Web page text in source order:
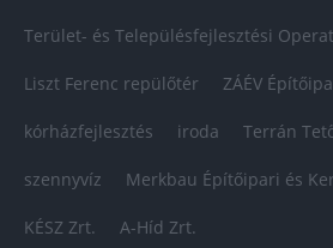
Terület- és Településfejlesztési
Liszt Ferenc repülőtér ZÁÉV
kórházfejlesztés iroda Terrán
szennyvíz Merkbau Építőipari és
KÉSZ Zrt. A-Híd Zrt.